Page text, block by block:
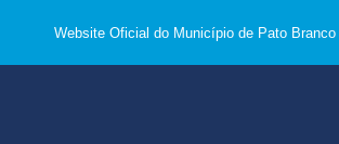
Website Oficial do Município de Pato Branco